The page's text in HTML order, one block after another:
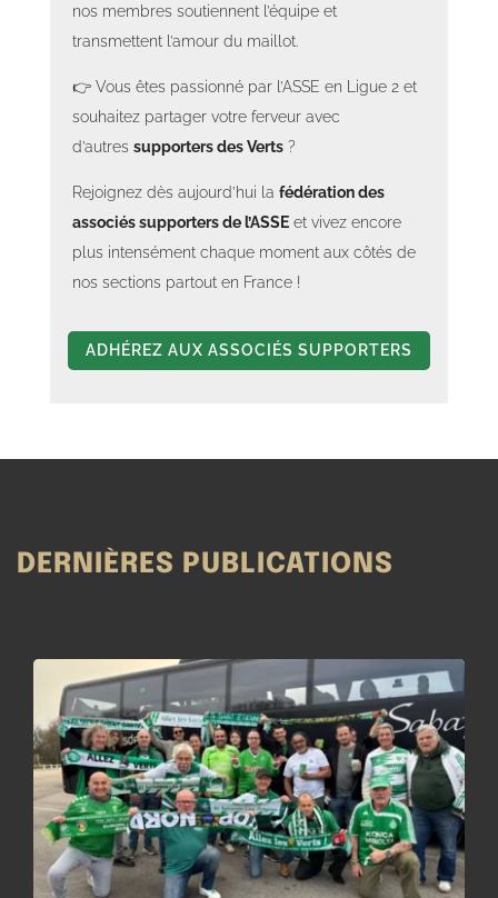
nos membres soutiennent l’équipe et
transmettent l’amour du maillot.
👉 Vous êtes passionné par l’ASSE en Ligue 2 et
souhaitez partager votre ferveur avec
d’autres supporters des Verts ?
Rejoignez dès aujourd’hui la fédération des
associés supporters de l’ASSE et vivez encore
plus intensément chaque moment aux côtés de
nos sections partout en France !
ADHÉREZ AUX ASSOCIÉS SUPPORTERS
DERNIÈRES PUBLICATIONS